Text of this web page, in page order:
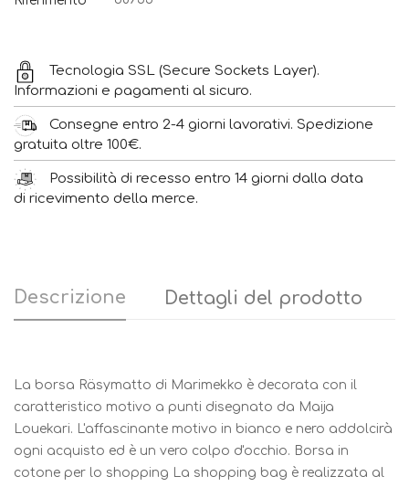
Tecnologia SSL (Secure Sockets Layer).
Informazioni e pagamenti al sicuro.
Consegne entro 2-4 giorni lavorativi. Spedizione
gratuita oltre 100€.
Possibilità di recesso entro 14 giorni dalla data
di ricevimento della merce.
Descrizione Dettagli del prodotto
La borsa Räsymatto di Marimekko è decorata con il
caratteristico motivo a punti disegnato da Maija
Louekari. L'affascinante motivo in bianco e nero addolcirà
ogni acquisto ed è un vero colpo d'occhio. Borsa in
cotone per lo shopping La shopping bag è realizzata al